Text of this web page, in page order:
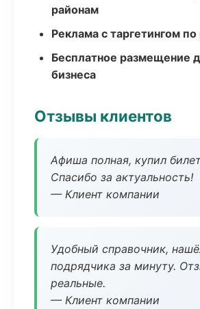
районам
Реклама с таргетингом по
Бесплатное размещение
бизнеса
Отзывы клиентов
Афиша полная, купил
Спасибо за актуальность!
— Клиент компании
Удобный справочник,
подрядчика за минуту.
реальные.
— Клиент компании